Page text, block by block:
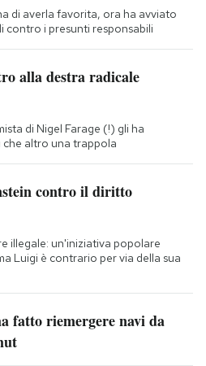
di averla favorita, ora ha avviato
contro i presunti responsabili
alla destra radicale
di Nigel Farage (!) gli ha
che altro una trappola
contro il diritto
illegale: un'iniziativa popolare
Luigi è contrario per via della sua
fatto riemergere navi da